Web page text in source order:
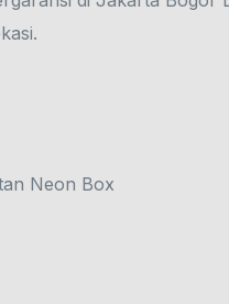
Neon Box